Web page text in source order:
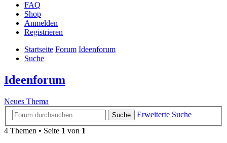
FAQ
Shop
Anmelden
Registrieren
Startseite Forum Ideenforum
Suche
Ideenforum
Neues Thema
Suche
Erweiterte Suche
4 Themen • Seite 1 von 1